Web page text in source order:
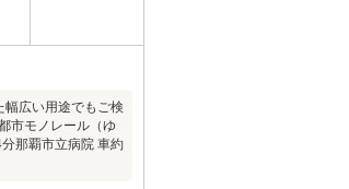
広い用途でもご検
市モノレール（ゆ
那覇市立病院 車約